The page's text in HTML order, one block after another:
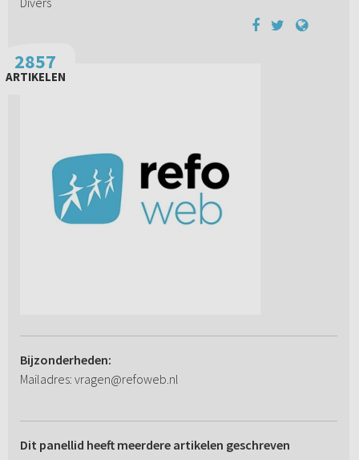
2857
ARTIKELEN
Bijzonderheden:
Mailadres: vragen@refoweb.nl
Dit panellid heeft meerdere artikelen geschreven